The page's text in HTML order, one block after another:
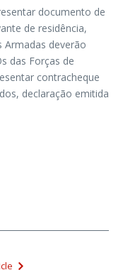
documento de
de residência,
Armadas deverão
das Forças de
contracheque
declaração emitida